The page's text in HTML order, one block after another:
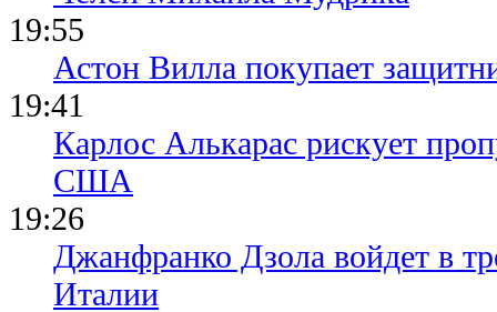
19:55
Астон Вилла покупает
19:41
Карлос Алькарас рискует
США
19:26
Джанфранко Дзола войдет в
Италии